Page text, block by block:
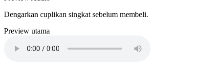
Dengarkan cuplikan singkat sebelum membeli.
Preview utama